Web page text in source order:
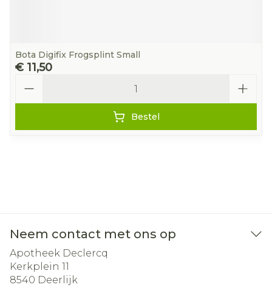
Bota Digifix Frogsplint Small
€ 11,50
Bestel
Neem contact met ons op
Apotheek Declercq
Kerkplein 11
8540 Deerlijk